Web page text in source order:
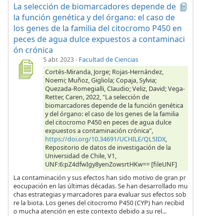
La selección de biomarcadores depende de
la función genética y del órgano: el caso de
los genes de la familia del citocromo P450 en
peces de agua dulce expuestos a contaminaci
ón crónica
5 abr. 2023- Facultad de Ciencias
Cortés-Miranda, Jorge; Rojas-Hernández,
Noemi; Muñoz, Gigliola; Copaja, Sylvia;
Quezada-Romegialli, Claudio; Veliz, David; Vega-
Retter, Caren, 2022, "La selección de
biomarcadores depende de la función genética
y del órgano: el caso de los genes de la familia
del citocromo P450 en peces de agua dulce
expuestos a contaminación crónica",
https://doi.org/10.34691/UCHILE/QL5IDX,
Repositorio de datos de investigación de la
Universidad de Chile, V1,
UNF:6:pZ4dfwIgy8yenZowsrtHKw== [fileUNF]
La contaminación y sus efectos han sido motivo de gran pr
eocupación en las últimas décadas. Se han desarrollado mu
chas estrategias y marcadores para evaluar sus efectos sob
re la biota. Los genes del citocromo P450 (CYP) han recibid
o mucha atención en este contexto debido a su rel...